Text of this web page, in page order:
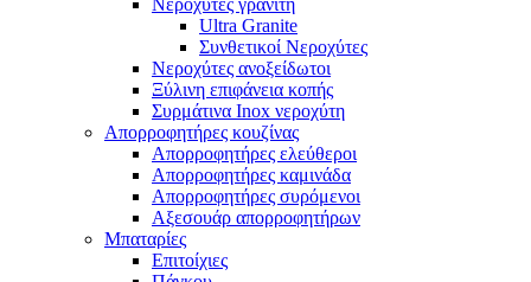
Νεροχύτες γρανίτη
Ultra Granite
Συνθετικοί Νεροχύτες
Νεροχύτες ανοξείδωτοι
Ξύλινη επιφάνεια κοπής
Συρμάτινα Inox νεροχύτη
Απορροφητήρες κουζίνας
Απορροφητήρες ελεύθεροι
Απορροφητήρες καμινάδα
Απορροφητήρες συρόμενοι
Αξεσουάρ απορροφητήρων
Μπαταρίες
Επιτοίχιες